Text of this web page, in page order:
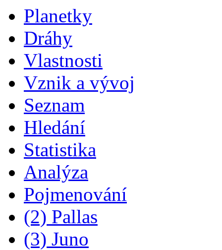
Planetky
Dráhy
Vlastnosti
Vznik a vývoj
Seznam
Hledání
Statistika
Analýza
Pojmenování
(2) Pallas
(3) Juno